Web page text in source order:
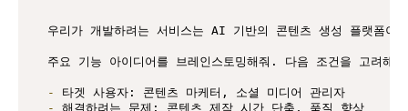
우리가 개발하려는 서비스는 AI 기반의 콘텐츠 생성 플랫폼이
주요 기능 아이디어를 브레인스토밍해줘. 다음 조건을 고려해
-
-